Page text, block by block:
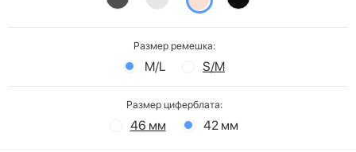
Размер ремешка:
M/L S/M
Размер циферблата:
46 мм 42 мм